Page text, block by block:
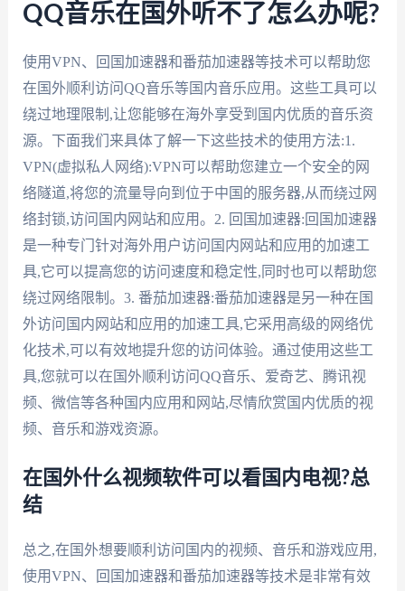
QQ音乐在国外听不了怎么办呢?
使用VPN、回国加速器和番茄加速器等技术可以帮助您
在国外顺利访问QQ音乐等国内音乐应用。这些工具可以
绕过地理限制,让您能够在海外享受到国内优质的音乐资
源。下面我们来具体了解一下这些技术的使用方法:1.
VPN(虚拟私人网络):VPN可以帮助您建立一个安全的网
络隧道,将您的流量导向到位于中国的服务器,从而绕过网
络封锁,访问国内网站和应用。2. 回国加速器:回国加速器
是一种专门针对海外用户访问国内网站和应用的加速工
具,它可以提高您的访问速度和稳定性,同时也可以帮助您
绕过网络限制。3. 番茄加速器:番茄加速器是另一种在国
外访问国内网站和应用的加速工具,它采用高级的网络优
化技术,可以有效地提升您的访问体验。通过使用这些工
具,您就可以在国外顺利访问QQ音乐、爱奇艺、腾讯视
频、微信等各种国内应用和网站,尽情欣赏国内优质的视
频、音乐和游戏资源。
在国外什么视频软件可以看国内电视?总
结
总之,在国外想要顺利访问国内的视频、音乐和游戏应用,
使用VPN、回国加速器和番茄加速器等技术是非常有效